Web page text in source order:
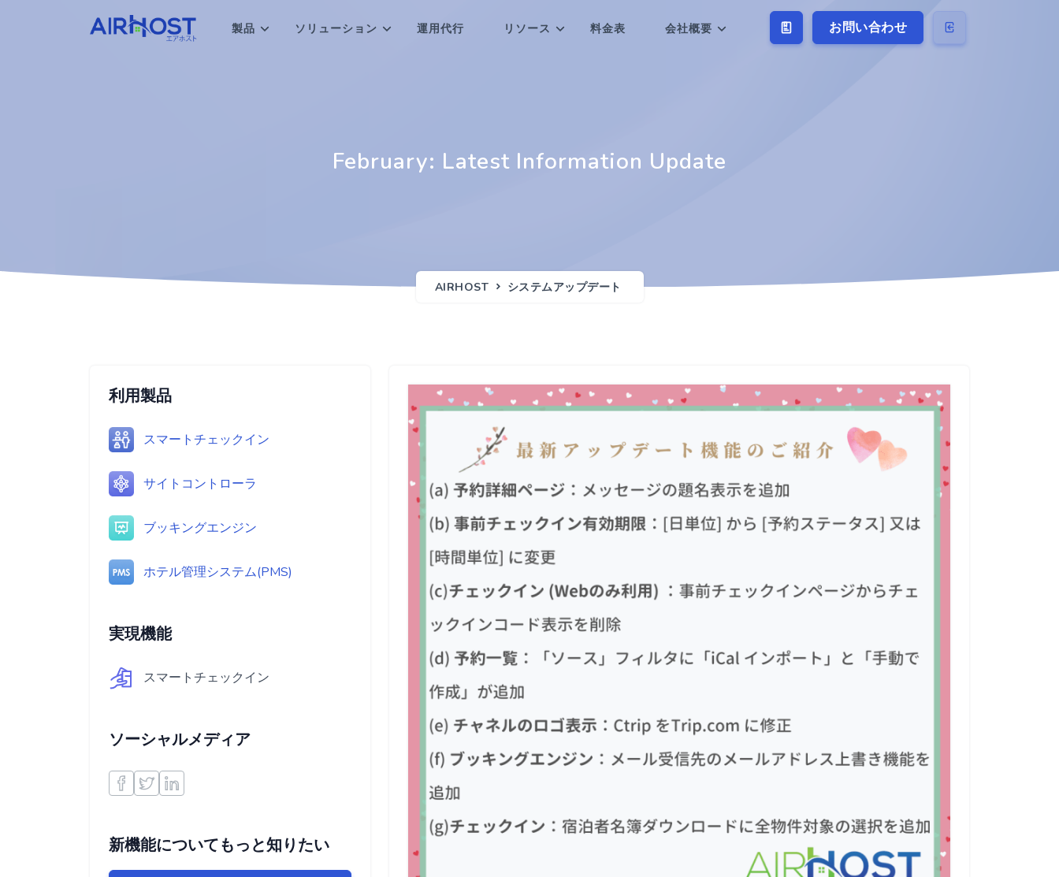
お問い合わせ
製品 ソリューション 運用代行 リソース 料金表 会社概要
February: Latest Information Update
AIRHOST システムアップデート
利用製品
スマートチェックイン
サイトコントローラ
ブッキングエンジン
ホテル管理システム(PMS)
実現機能
スマートチェックイン
ソーシャルメディア
新機能についてもっと知りたい